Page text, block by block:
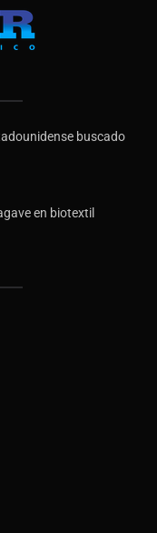
buscado
en biotextil